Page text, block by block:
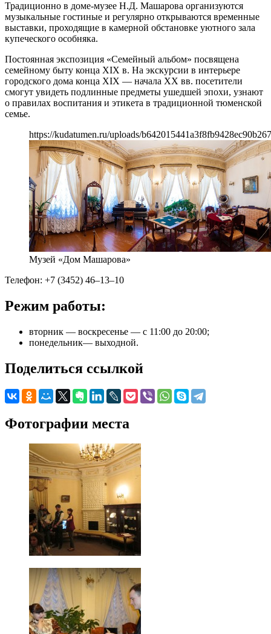
Традиционно в доме-музее Н.Д. Машарова организуются
музыкальные гостиные и регулярно открываются временные
выставки, проходящие в камерной обстановке уютного зала
купеческого особняка.
Постоянная экспозиция «Семейный альбом» посвящена
семейному быту конца XIX в. На экскурсии в интерьере
городского дома конца XIX — начала XX вв. посетители
смогут увидеть подлинные предметы ушедшей эпохи, узнают
о правилах воспитания и этикета в традиционной тюменской
семье.
https://kudatumen.ru/uploads/
Музей «Дом Машарова»
Телефон: +7 (3452) 46–13–10
Режим работы:
вторник — воскресенье — с 11:00 до 20:00;
понедельник— выходной.
Поделиться ссылкой
Фотографии места